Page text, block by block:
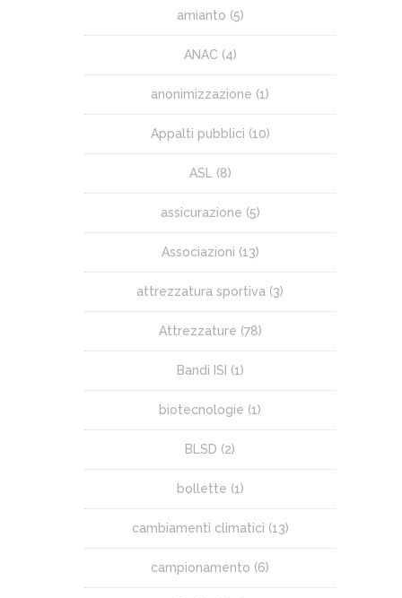
amianto (5)
ANAC (4)
anonimizzazione (1)
Appalti pubblici (10)
ASL (8)
assicurazione (5)
Associazioni (13)
attrezzatura sportiva (3)
Attrezzature (78)
Bandi ISI (1)
biotecnologie (1)
BLSD (2)
bollette (1)
cambiamenti climatici (13)
campionamento (6)